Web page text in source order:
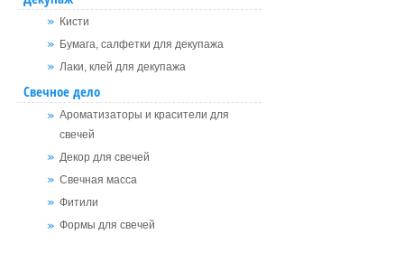
Кисти
Бумага, салфетки для декупажа
Лаки, клей для декупажа
Свечное дело
Ароматизаторы и красители для
свечей
Декор для свечей
Свечная масса
Фитили
Формы для свечей